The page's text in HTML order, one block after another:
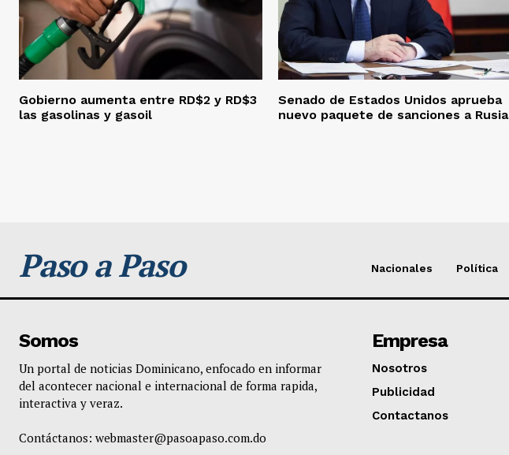
Gobierno aumenta entre RD$2 y RD$3
las gasolinas y gasoil
Senado de Estados Unidos aprueba
nuevo paquete de sanciones a Rusia
Paso a Paso Nacionales Política
Somos
Un portal de noticias Dominicano, enfocado en informar
del acontecer nacional e internacional de forma rapida,
interactiva y veraz.
Contáctanos: webmaster@pasoapaso.com.do
Empresa
Nosotros
Publicidad
Contactanos